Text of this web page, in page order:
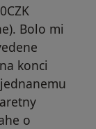
Bolo mi
konci
o